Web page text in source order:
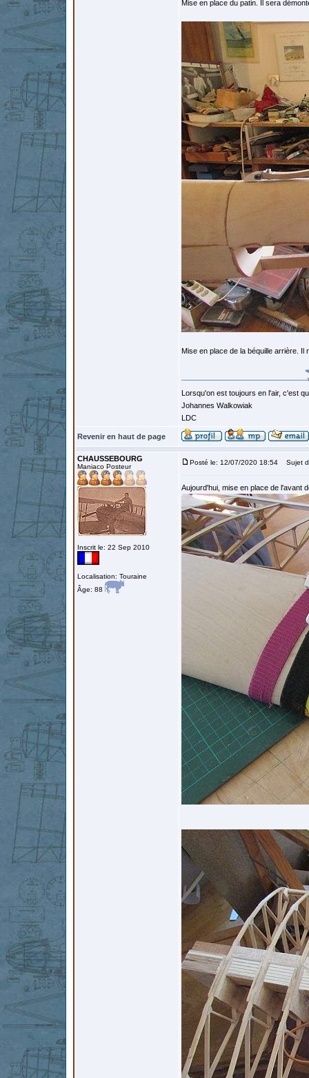
Mise en place du patin. Il sera
Mise en place de la béquille arrière.
Lorsqu'on est toujours en l'air, c'est
Johannes Walkowiak
LDC
Revenir en haut de page
CHAUSSEBOURG
Maniaco Posteur
Inscrit le: 22 Sep 2010
Localisation: Touraine
Âge: 88
Posté le: 12/07/2020 18:54 Sujet
Aujourd'hui, mise en place de l'avant